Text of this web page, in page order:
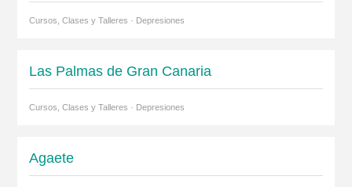
Cursos, Clases y Talleres · Depresiones
Las Palmas de Gran Canaria
Cursos, Clases y Talleres · Depresiones
Agaete